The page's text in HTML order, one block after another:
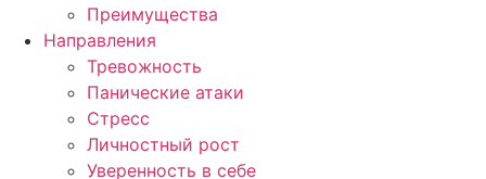
Преимущества
Направления
Тревожность
Панические атаки
Стресс
Личностный рост
Уверенность в себе